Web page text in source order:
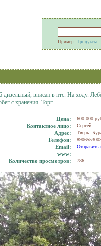
Пример: Продукты
вписан в птс. На ходу.
с хранения. Торг.
Цена: 600,000
Контактное лицо: Сергей
Адрес: Тверь,
Телефон:
Еmail: Отправить
www:
Количество просмотров:
786